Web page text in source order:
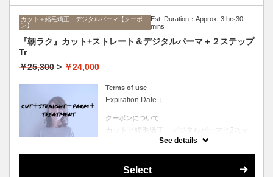
カット＋縮毛矯正・デジタルパーマ【クーポ
ン】
Est. Duration：Approx. 3 hrs30
mins
『朝ラク』カット+ストレート＆デジタルパーマ＋２ステップ
Tr
￥25,300 > ￥24,000
Terms of use
Expiration Date：
クーポンについて
カットと縮毛矯正、デジタルパーマと2ステ
ップTrのセットメニュー。ボリュームは抑え
グを楽にしたい方にオススメ☆ロング料金な
See details
Select